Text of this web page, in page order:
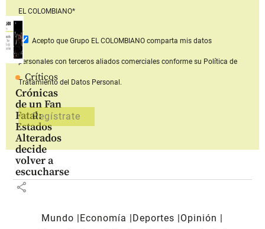
Críticos
Crónicas
de un Fan
Fatal:
Estados
Alterados
decide
volver a
escucharse
share
EL COLOMBIANO*
Acepto que Grupo EL COLOMBIANOcomparta mis datos
personales con terceros aliados comerciales conforme su Política de
Tratamiento del Datos Personal.
Mundo Economía Deportes
Opinión